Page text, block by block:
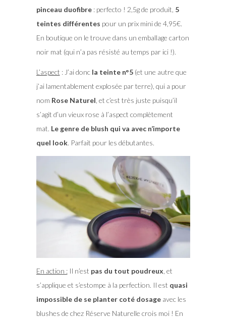
pinceau duofibre: perfecto ! 2,5g de produit, 5
teintes différentes pour un prix mini de 4,95€.
En boutique on le trouve dans un emballage carton
noir mat (qui n’a pas résisté au temps par ici !).
L’aspect : J’ai donc la teinte n°5(et une autre que
j’ai lamentablement explosée par terre), qui a pour
nom Rose Naturel , et c’est très juste puisqu’il
s’agit d’un vieux rose à l’aspect complètement
mat. Le genre de blush qui va avec n’importe
quel look. Parfait pour les débutantes.
En action :Il n’est pas du tout poudreux , et
s’applique et s’estompe à la perfection. Il est quasi
impossible de se planter coté dosageavec les
blushes de chez Réserve Naturelle crois moi ! En